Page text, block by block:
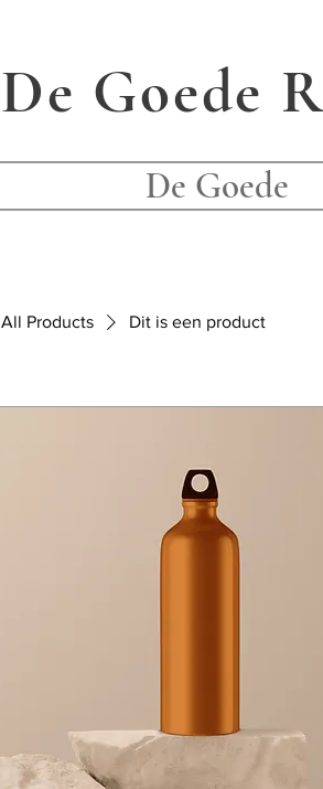
De Goede
De Goede
All Products Dit is een product